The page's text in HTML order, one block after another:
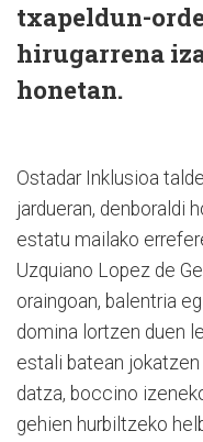
txapeldun-
hirugarrena
honetan.
Ostadar Inklusioa
jardueran, denboraldi
estatu mailako
Uzquiano Lopez de
oraingoan, balentria
domina lortzen duen
estali batean
datza, boccino
gehien hurbiltzeko